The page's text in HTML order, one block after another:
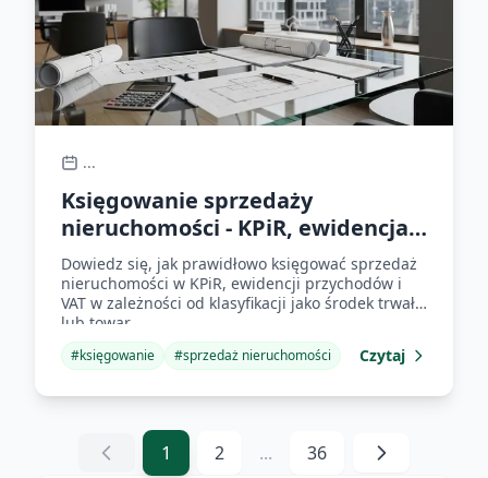
...
Księgowanie sprzedaży
nieruchomości - KPiR, ewidencja,
VAT
Dowiedz się, jak prawidłowo księgować sprzedaż
nieruchomości w KPiR, ewidencji przychodów i
VAT w zależności od klasyfikacji jako środek trwały
lub towar.
#księgowanie #sprzedaż nieruchomości Czytaj
1 2 ... 36